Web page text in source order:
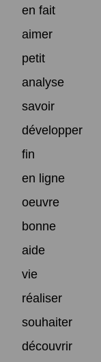
en fait
aimer
petit
analyse
savoir
développer
fin
en ligne
oeuvre
bonne
aide
vie
réaliser
souhaiter
découvrir